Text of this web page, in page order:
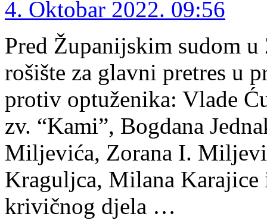
4. Oktobar 2022. 09:56
Pred Županijskim sudom u
rošište za glavni pretres u
protiv optuženika: Vlade
zv. “Kami”, Bogdana
Miljevića, Zorana I.
Kraguljca, Milana
krivičnog djela …